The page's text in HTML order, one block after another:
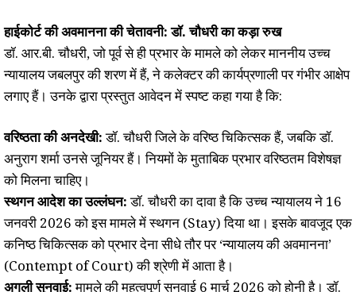
हाईकोर्ट की अवमानना की चेतावनी: डॉ. चौधरी का कड़ा रुख
डॉ. आर.बी. चौधरी, जो पूर्व से ही प्रभार के मामले को लेकर माननीय उच्च
न्यायालय जबलपुर की शरण में हैं, ने कलेक्टर की कार्यप्रणाली पर गंभीर आक्षेप
लगाए हैं। उनके द्वारा प्रस्तुत आवेदन में स्पष्ट कहा गया है कि:
वरिष्ठता की अनदेखी:डॉ. चौधरी जिले के वरिष्ठ चिकित्सक हैं, जबकि डॉ.
अनुराग शर्मा उनसे जूनियर हैं। नियमों के मुताबिक प्रभार वरिष्ठतम विशेषज्ञ
को मिलना चाहिए।
स्थगन आदेश का उल्लंघन:डॉ. चौधरी का दावा है कि उच्च न्यायालय ने 16
जनवरी 2026 को इस मामले में स्थगन (Stay) दिया था। इसके बावजूद एक
कनिष्ठ चिकित्सक को प्रभार देना सीधे तौर पर ‘न्यायालय की अवमानना’
(Contempt of Court) की श्रेणी में आता है।
अगली सुनवाई:मामले की महत्वपूर्ण सुनवाई 6 मार्च 2026 को होनी है। डॉ.